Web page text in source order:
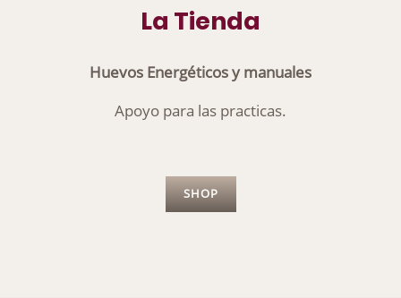
La Tienda
Huevos Energéticos y manuales
Apoyo para las practicas.
SHOP